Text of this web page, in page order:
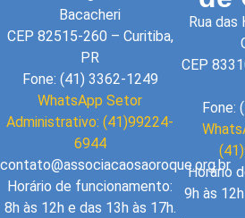
Bacacheri
CEP 82515-260 – Curitiba,
PR
Fone: (41) 3362-1249
WhatsApp Setor
Administrativo: (41)99224-
6944
contato@associacaosaoroque.org.br
Horário de funcionamento:
8h às 12h e das 13h às 17h.
Rua
CEP
Fone:
Horário
9h às